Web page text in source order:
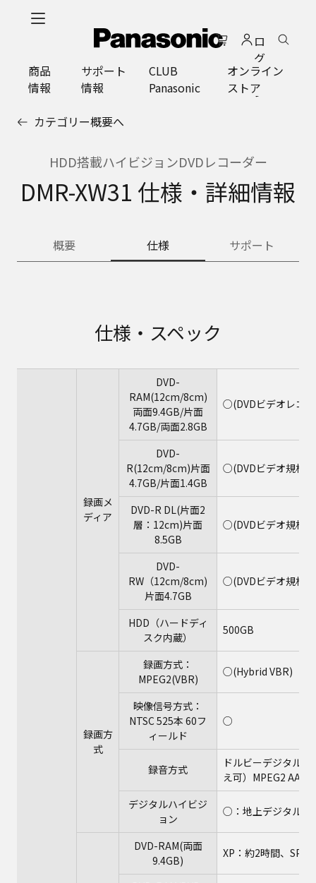
ロ
グ
イ
ン
商品
情報
サポート
情報
CLUB
Panasonic
オンライン
ストア
カテゴリー概要へ
HDD搭載ハイビジョンDVDレコーダー
DMR-XW31 仕様・詳細情報
概要 仕様 サポート
仕様・スペック
録画メ
ディア
DVD-
RAM(12cm/8cm)
両面9.4GB/片面
4.7GB/両面2.8GB
○(DVDビデオレコ
DVD-
R(12cm/8cm)片面
4.7GB/片面1.4GB
○(DVDビデオ規格
DVD-R DL(片面2
層：12cm)片面
8.5GB
○(DVDビデオ規格
DVD-
RW（12cm/8cm)
片面4.7GB
○(DVDビデオ規格
HDD（ハードディ
スク内蔵）
500GB
録画方
式
録画方式：
MPEG2(VBR)
○(Hybrid VBR)
映像信号方式：
NTSC 525本 60フ
ィールド
○
録音方式
ドルビーデジタル
え可）MPEG2 AAC
デジタルハイビジ
ョン
○：地上デジタル放
DVD-RAM(両面
9.4GB)
XP：約2時間、SP